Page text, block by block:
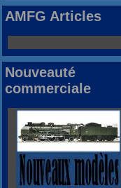
AMFG Articles
Nouveauté
commerciale